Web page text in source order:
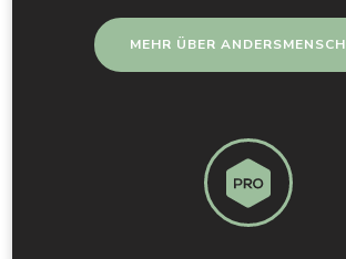
MEHR ÜBER ANDERSMENSCH